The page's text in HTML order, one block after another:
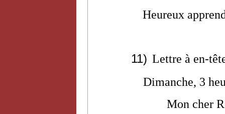
Heureux
11) Lettre à en-
Dimanche, 3
Mon cher